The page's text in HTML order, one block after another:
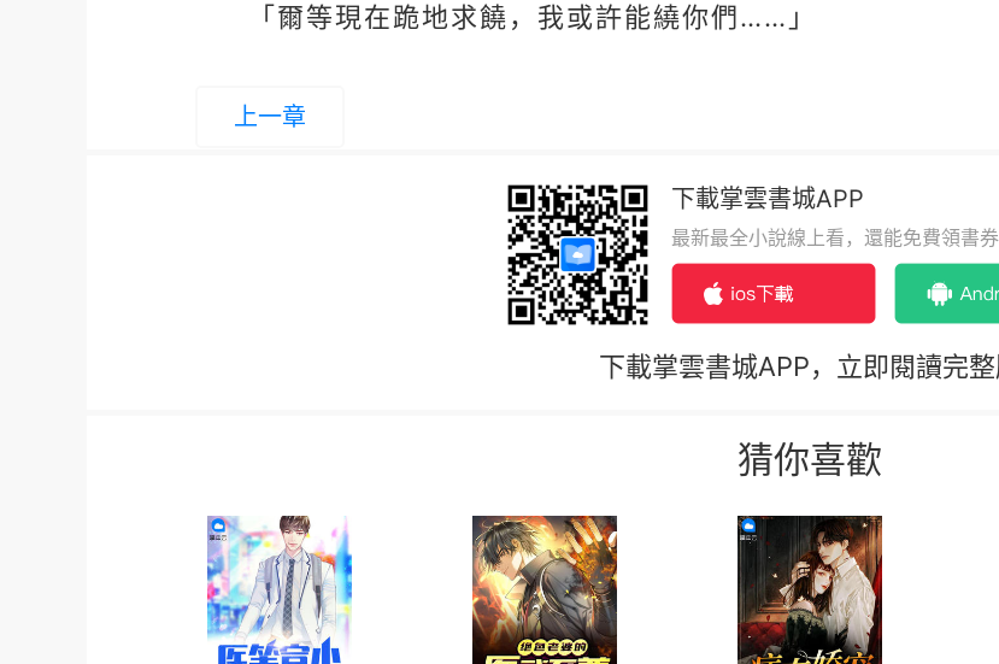
「爾等現在跪地求饒，我或許能繞你們……」
上一章
下載掌雲書城APP
最新最全小說線上看，還能免費領書券
下載掌雲書城APP，立即閱讀完
猜你喜歡